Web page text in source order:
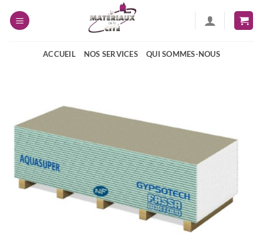
ACCUEIL NOS SERVICES QUI SOMMES-NOUS